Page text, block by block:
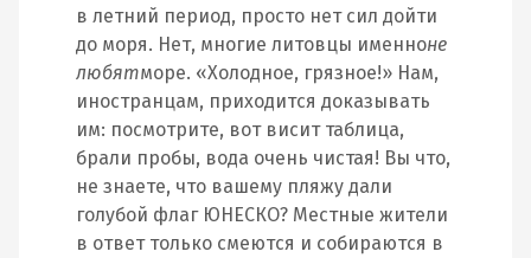
в летний период, просто нет сил дойти
до моря. Нет, многие литовцы именноне
любятморе. «Холодное, грязное!» Нам,
иностранцам, приходится доказывать
им: посмотрите, вот висит таблица,
брали пробы, вода очень чистая! Вы что,
не знаете, что вашему пляжу дали
голубой флаг ЮНЕСКО? Местные жители
в ответ только смеются и собираются в